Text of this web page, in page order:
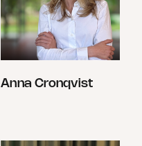
Anna Cronqvist